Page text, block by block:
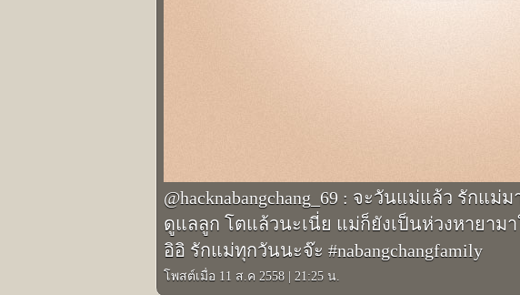
@hacknabangchang_69 : จะวันแม่แล้ว รักแ
ดูแลลูก โตแล้วนะเนี่ย แม่ก็ยังเป็นห่วงหายาม
อิอิ รักแม่ทุกวันนะจ๊ะ #nabangchangfamily
โพสต์เมื่อ 11 ส.ค 2558 21:25 น.